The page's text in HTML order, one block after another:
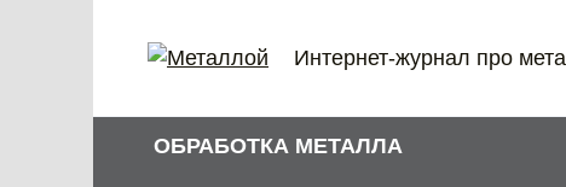
Интернет-журнал про
ОБРАБОТКА МЕТАЛЛА